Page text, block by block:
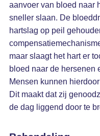
aanvoer van bloed naar
sneller slaan. De
hartslag op peil
maar slaagt het hart er
bloed naar de hersenen
Mensen kunnen
Dit maakt dat zij
de dag liggend door te